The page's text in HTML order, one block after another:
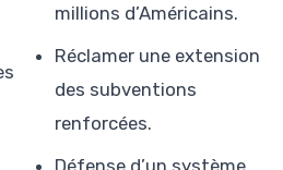
millions d’Américains.
Réclamer une extension
des subventions
renforcées.
Défense d’un système